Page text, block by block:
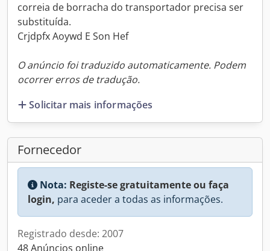
correia de borracha do transportador precisa ser
substituída.
Crjdpfx Aoywd E Son Hef
O anúncio foi traduzido automaticamente. Podem
ocorrer erros de tradução.
Solicitar mais informações
Fornecedor
Nota: Registe-se gratuitamente ou faça
login, para aceder a todas as informações.
Registrado desde: 2007
48 Anúncios online